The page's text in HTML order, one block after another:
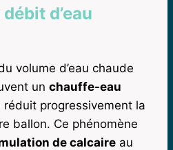
d’eau
volume d’eau chaude
un chauffe-eau
réduit progressivement la
ballon. Ce phénomène
de calcaire au